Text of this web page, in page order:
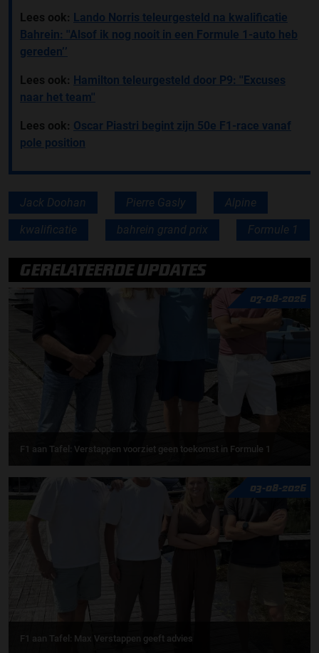
Lees ook: Lando Norris teleurgesteld na kwalificatie
Bahrein: ''Alsof ik nog nooit in een Formule 1-auto heb
gereden’’
Lees ook: Hamilton teleurgesteld door P9: ''Excuses
naar het team''
Lees ook: Oscar Piastri begint zijn 50e F1-race vanaf
pole position
Jack Doohan Pierre Gasly Alpine
kwalificatie bahrein grand prix Formule 1
GERELATEERDE UPDATES
07-08-2026
F1 aan Tafel: Verstappen voorziet geen toekomst in Formule 1
03-08-2026
F1 aan Tafel: Max Verstappen geeft advies